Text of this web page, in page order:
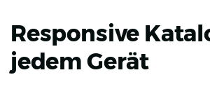
Responsive
jedem Gerät